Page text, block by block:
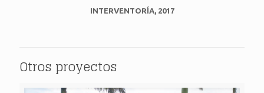
INTERVENTORÍA, 2017
Otros proyectos